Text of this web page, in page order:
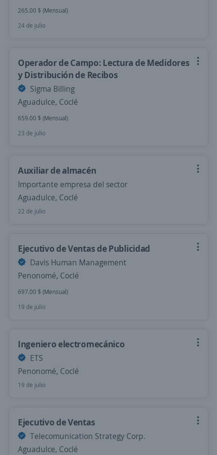
265.00 $ (Mensual)
24 de julio
Operador de Campo: Lectura de Medidores
y Distribución de Recibos
Sigma Billing
Aguadulce, Coclé
659.00 $ (Mensual)
23 de julio
Auxiliar de almacén
Importante empresa del sector
Aguadulce, Coclé
22 de julio
Ejecutivo de Ventas de Publicidad
Davis Human Management
Penonomé, Coclé
697.00 $ (Mensual)
19 de julio
Ingeniero electromecánico
ETS
Penonomé, Coclé
19 de julio
Ejecutivo de Ventas
Telecomunication Strategy Corp.
Aguadulce, Coclé